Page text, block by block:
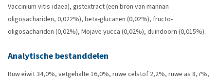
Vaccinium vitis-idaea), gistextract (een bron van mannan-
oligosachariden, 0,022%), beta-glucanen (0,02%), fructo-
oligosachariden (0,02%), Mojave yucca (0,02%), duindoorn (0,015%).
Analytische bestanddelen
Ruw eiwit 34,0%, vetgehalte 16,0%, ruwe celstof 2,2%, ruwe as 8,7%,